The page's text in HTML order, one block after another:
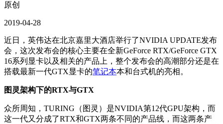
原创
2019-04-28
近日，英伟达在北京嘉里大酒店举行了NVIDIA UPDATE发布
会，这次发布会的核心主要在全新GeForce RTX/GeForce GTX
16系列显卡以及相关的产品上，整个发布会的高潮部分还是在
搭载最新一代GTX显卡的笔记本本和台式机的亮相。
图灵架构下的RTX与GTX
众所周知，TURING（图灵）是NVIDIA第12代GPU架构，而
这一代又分成了RTX和GTX两条不同的产品线，而这两条产